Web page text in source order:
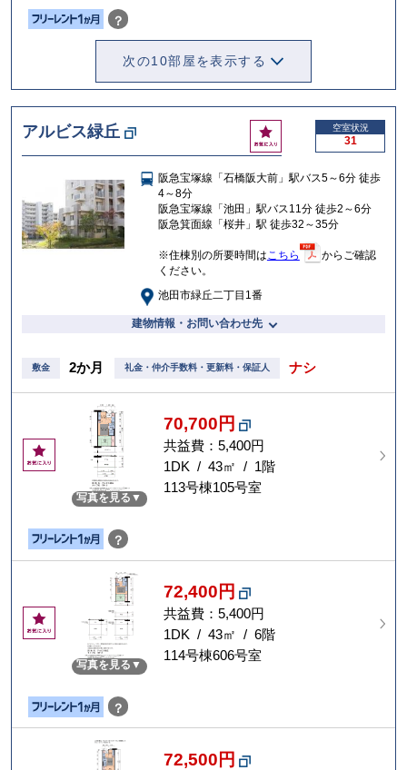
？
次の10部屋を表示する
アルビス緑丘
お
気
入
空室状況
31
阪急宝塚線「石橋阪大前」駅バス5～6分 徒歩
4～8分
阪急宝塚線「池田」駅バス11分 徒歩2～6分
阪急箕面線「桜井」駅 徒歩32～35分
※住棟別の所要時間はこちら
からご確認
ください。
池田市緑丘二丁目1番
建物情報・お問い合わせ先
敷金 2か月 礼金・仲介手数料・更新料・保証人 ナシ
お
気
写真を見る
70,700円
共益費：5,400円
1DK / 43㎡ / 1階
113号棟105号室
？
お
気
写真を見る
72,400円
共益費：5,400円
1DK / 43㎡ / 6階
114号棟606号室
？
72,500円